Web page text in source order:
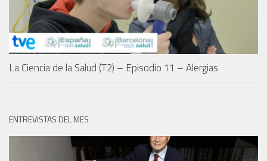
La Ciencia de la Salud (T2) – Episodio 11 – Alergias
ENTREVISTAS DEL MES